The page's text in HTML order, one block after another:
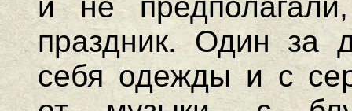
праздник. Один за
себя одежды и с